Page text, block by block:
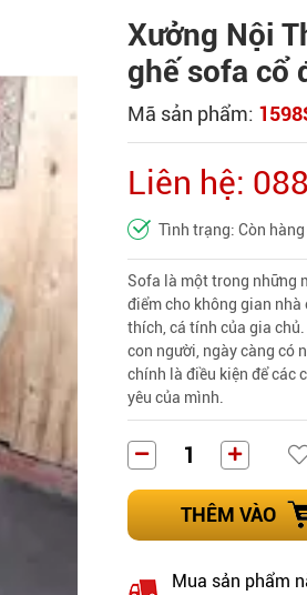
Xưởng Nội
ghế sofa cổ
Mã sản phẩm:
Liên hệ:
Tình trạng: Còn hàng
Sofa là một trong những
điểm cho không gian
thích, cá tính của gia
con người, ngày càng có
chính là điều kiện để các
yêu của mình.
THÊM VÀO
Mua sản phẩm